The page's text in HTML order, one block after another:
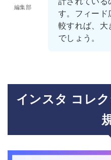
編集部
す。フィード
較すれば、大
でしょう。
インスタ コレ